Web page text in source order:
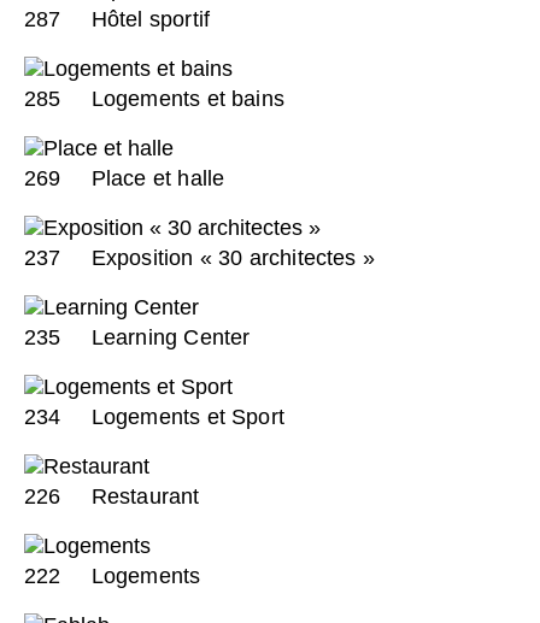
287 Hôtel sportif
285 Logements et bains
269 Place et halle
237 Exposition « 30 architectes »
235 Learning Center
234 Logements et Sport
226 Restaurant
222 Logements